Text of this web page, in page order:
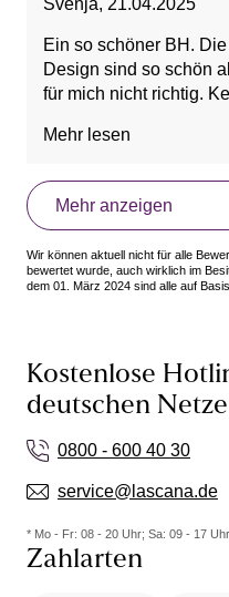
Svenja, 21.04.2025
Ein so schöner BH.
Design sind so schön
für mich nicht richtig.
Mehr lesen
Mehr anzeigen
Wir können aktuell nicht für alle
bewertet wurde, auch wirklich im
dem 01. März 2024 sind alle auf
Kostenlose
deutschen
0800 - 600 40 30
service@lascana.de
* Mo - Fr: 08 - 20 Uhr; Sa: 09 - 17
Zahlarten